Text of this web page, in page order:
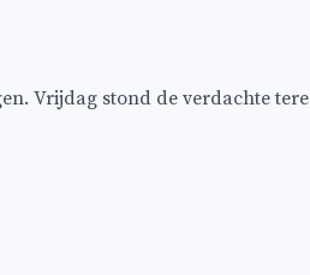
Vrijdag stond de verdachte